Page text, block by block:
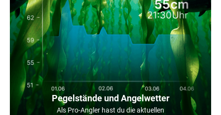
Pegelstände und Angelwetter
Als Pro-Angler hast du die aktuellen